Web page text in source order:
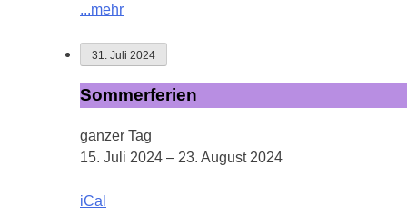
...mehr
31. Juli 2024
Sommerferien
Sommerferien
ganzer Tag
15. Juli 2024 – 23. August 2024
iCal